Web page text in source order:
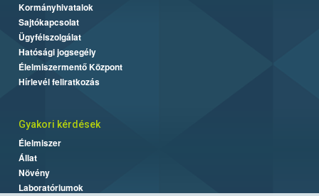
Kormányhivatalok
Sajtókapcsolat
Ügyfélszolgálat
Hatósági jogsegély
Élelmiszermentő Központ
Hírlevél feliratkozás
Gyakori kérdések
Élelmiszer
Állat
Növény
Laboratóriumok